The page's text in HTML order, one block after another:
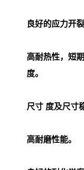
良好的应力开裂
高耐热性，短
度。
尺寸 度及尺寸
高耐磨性能。